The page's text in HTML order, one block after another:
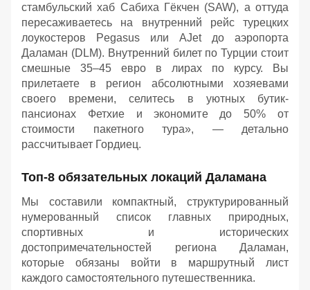
стамбульский хаб Сабиха Гёкчен (SAW), а оттуда
пересаживаетесь на внутренний рейс турецких
лоукостеров Pegasus или AJet до аэропорта
Даламан (DLM). Внутренний билет по Турции стоит
смешные 35–45 евро в лирах по курсу. Вы
прилетаете в регион абсолютными хозяевами
своего времени, селитесь в уютных бутик-
пансионах Фетхие и экономите до 50% от
стоимости пакетного тура», — детально
рассчитывает Гордиец.
Топ-8 обязательных локаций Даламана
Мы составили компактный, структурированный
нумерованный список главных природных,
спортивных и исторических
достопримечательностей региона Даламан,
которые обязаны войти в маршрутный лист
каждого самостоятельного путешественника.